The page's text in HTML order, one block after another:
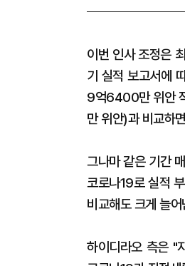
이번 인사 조정은
기 실적 보고서에
9억6400만 위안
만 위안)과 비교하
그나마 같은 기간
코로나19로 실적
비교해도 크게 늘
하이디라오 측은 "